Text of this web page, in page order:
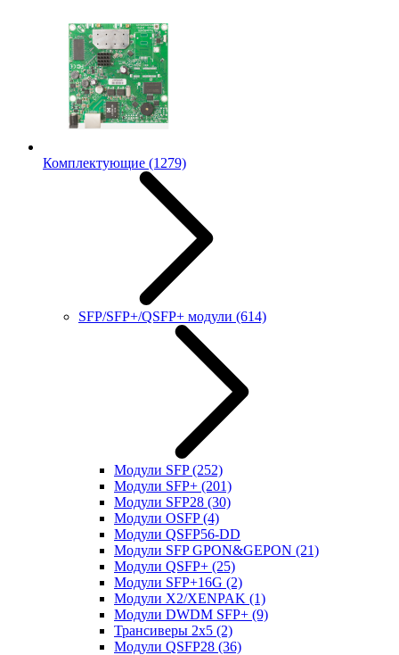
Комплектующие (1279)
SFP/SFP+/QSFP+ модули (614)
Модули SFP(252)
Модули SFP+ (201)
Модули SFP28 (30)
Модули OSFP(4)
Модули QSFP56-DD
Модули SFP GPON&GEPON (21)
Модули QSFP+ (25)
Модули SFP+16G (2)
Модули X2/XENPAK (1)
Модули DWDM SFP+ (9)
Трансиверы 2x5 (2)
Модули QSFP28 (36)